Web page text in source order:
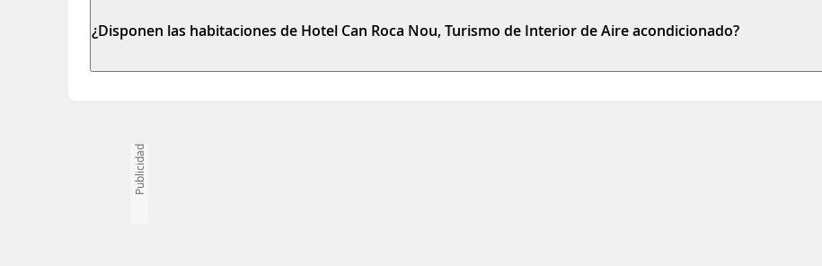
¿Disponen las habitaciones de Hotel Can Roca Nou, Turismo de Interior de Aire acondicionado?
Publicidad